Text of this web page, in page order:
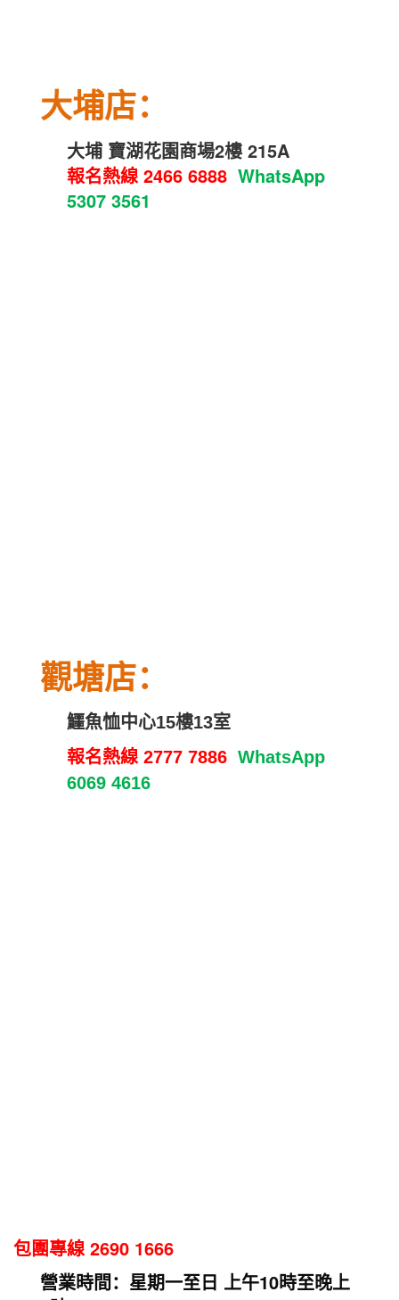
大埔店：
大埔 寶湖花園商場2樓 215A
報名熱線2466 6888 WhatsApp
5307 3561
觀塘店：
鱷魚恤中心15樓13室
報名熱線 2777 7886 WhatsApp
6069 4616
包團專線 2690 1666
營業時間：星期一至日 上午10時至晚上